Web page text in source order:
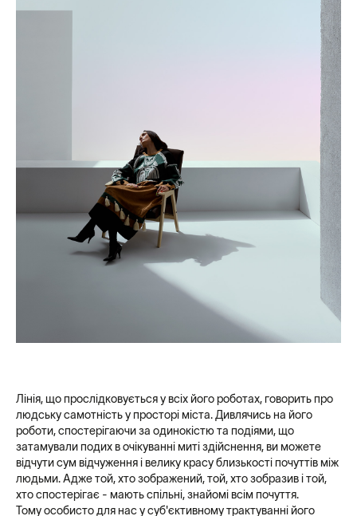
Лінія, що прослідковується у всіх його роботах, говорить про
людську самотність у просторі міста. Дивлячись на його
роботи, спостерігаючи за одинокістю та подіями, що
затамували подих в очікуванні миті здійснення, ви можете
відчути сум відчуження і велику красу близькості почуттів між
людьми. Адже той, хто зображений, той, хто зобразив і той,
хто спостерігає - мають спільні, знайомі всім почуття.
Тому особисто для нас у суб'єктивному трактуванні його